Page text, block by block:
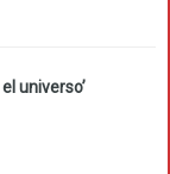
universo’